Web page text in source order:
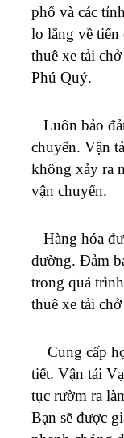
phố và các
lo lắng về
thuê xe tải
Phú Quý.
Luôn bảo
chuyển. Vận
không xảy ra
vận chuyển.
Hàng hóa
đường. Đảm
trong quá
thuê xe tải
Cung cấp
tiết. Vận tải
tục rườm ra
Bạn sẽ được